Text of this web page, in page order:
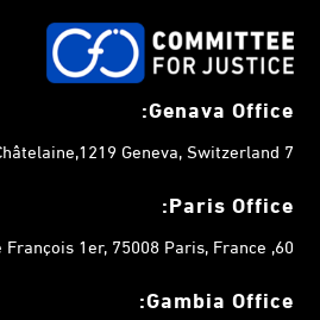
Genava Office:
7 chemin de Balexert, Châtelaine,1219 Geneva, Switzerland.
Paris Office:
60, rue François 1er, 75008 Paris, France.
Gambia Office: